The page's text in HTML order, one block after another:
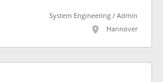
System Engineering / Admin
Hannover